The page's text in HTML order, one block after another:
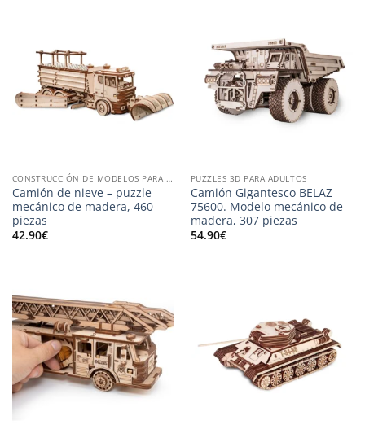
CONSTRUCCIÓN DE MODELOS PARA ADULTOS
Camión de nieve – puzzle
mecánico de madera, 460
piezas
42.90€
PUZZLES 3D PARA ADULTOS
Camión Gigantesco BELAZ
75600. Modelo mecánico de
madera, 307 piezas
54.90€